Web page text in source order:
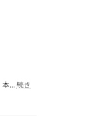
本…続き